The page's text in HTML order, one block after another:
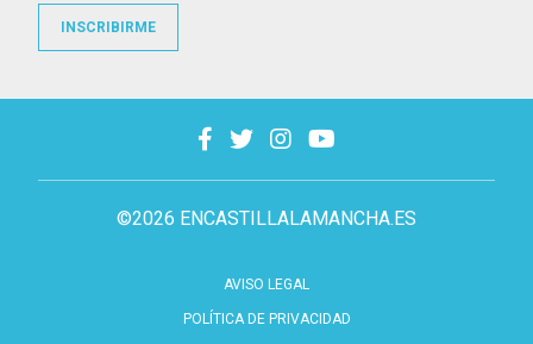
©2026 ENCASTILLALAMANCHA.ES
AVISO LEGAL
POLÍTICA DE PRIVACIDAD
INSCRIBIRME